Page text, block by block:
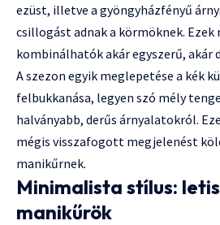
ezüst, illetve a gyöngyházfényű
csillogást adnak a körmöknek. Ezek
kombinálhatók akár egyszerű,
A szezon egyik meglepetése a kék
felbukkanása, legyen szó mély
halványabb, derűs árnyalatokról.
mégis visszafogott megjelenést
manikűrnek.
Minimalista stílus:
manikűrök